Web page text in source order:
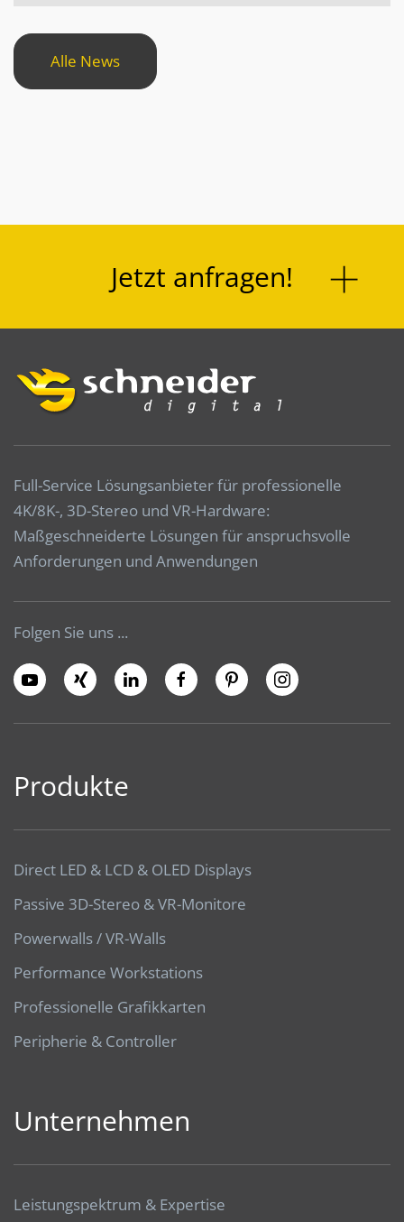
Alle News
Jetzt anfragen!
Full-Service Lösungsanbieter für professionelle
4K/8K-, 3D-Stereo und VR-Hardware:
Maßgeschneiderte Lösungen für anspruchsvolle
Anforderungen und Anwendungen
Folgen Sie uns ...
Produkte
Direct LED & LCD & OLED Displays
Passive 3D-Stereo & VR-Monitore
Powerwalls / VR-Walls
Performance Workstations
Professionelle Grafikkarten
Peripherie & Controller
Unternehmen
Leistungspektrum & Expertise